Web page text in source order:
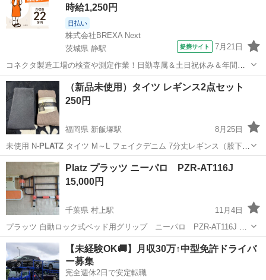
時給1,250円
日払い
株式会社BREXA Next
茨城県 静駅
提携サイト 7月21日
コネクタ製造工場の検査や測定作業！日勤専属＆土日祝休み＆年間休
日128日★クリーンルーム内作業★マイカー通勤OK＆無料駐車場あり
★就業先食堂利用可！日払い制度あり！《茨城県常陸大宮市》 人気の
工場のお仕事 ◇コネクタ製造工...
茨城 常陸大宮市 静駅 その他
（新品未使用）タイツ レギンス2点セット
250円
福岡県 新飯塚駅
8月25日
未使用 N-PLATZタイツ M～L フェイクデニム 7分丈レギンス（股下
47） 2点セット
福岡 飯塚市 新飯塚駅 レギンス
Platz プラッツ ニーパロ PZR-AT116J
15,000円
千葉県 村上駅
11月4日
プラッツ 自動ロック式ベッド用グリップ ニーパロ PZR-AT116J 中
古品です。 先日まで使用していましたが、使わなくなったので出品し
ます。 別売りの
PLATZプラッツ ベッドサイドレール BG-75Jとセッ
トにし...
千葉 八千代市 村上駅 ベッド Platz
【未経験OK🚚】月収30万↑中型免許ドライバ
ー募集
完全週休2日で安定転職